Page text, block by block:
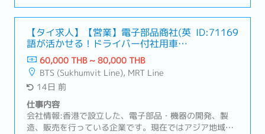
粗利管理および分析・不採算案件の改善・見直し・コス
ト変動（為替・物流等）の影響管理
業、日系・ローカル企業向けの事業開発を通じ、タイを
ASEAN戦略の重要拠点と位置づけています。【職務内
容】・国内および海外サプライヤーおよび既存顧客との
折衝 ・日系自動車メーカー・自動車部品メーカーとの
交渉・物流手配・納品確認・その他業界の既存顧客ビジ
ネス（輸入、輸出、国内およびオフショア）対応・海外
サプライヤーとのやりとり (海外拠点とタイ現地ローカ
ル顧客との英語での折衝、ミーティング・会食アレン
ジ）・担当顧客 15~20社 (タイ国内) ・出張頻度は月1回
（タイ国内） 2－3日程度 その他ASEAN諸国への出張
が四半期に1度程伴います
【タイ求人】【営業】電子部品商社(英
語が活かせる！ドライバー付社用車で
営業)
ID:71169
60,000 THB ~ 80,000 THB
BTS (Sukhumvit Line), MRT Line
14日 前
仕事内容
会社情報:香港で設立した、電子部品・機器の開発、製
造、販売を行っている企業です。現在ではアジア地域を